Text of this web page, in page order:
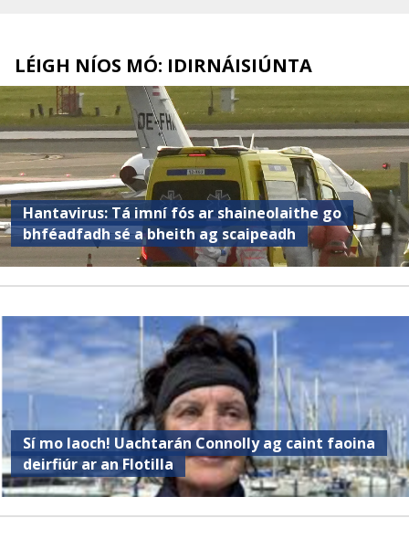
LÉIGH NÍOS MÓ: IDIRNÁISIÚNTA
Hantavirus: Tá imní fós ar shaineolaithe go
bhféadfadh sé a bheith ag scaipeadh
Sí mo laoch! Uachtarán Connolly ag caint faoina
deirfiúr ar an Flotilla